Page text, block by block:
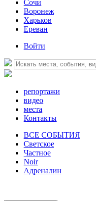
Сочи
Воронеж
Харьков
Ереван
Войти
репортажи
видео
места
Контакты
ВСЕ СОБЫТИЯ
Светское
Частное
Noir
Адреналин